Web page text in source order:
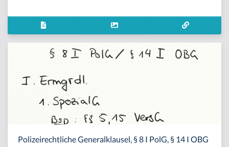
Polizeirechtliche Generalklausel, § 8 I PolG, § 14 I OBG